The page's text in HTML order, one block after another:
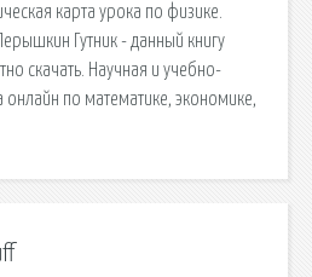
карта урока по физике.
Гутник - данный книгу
скачать. Научная и учебно-
онлайн по математике, экономике,